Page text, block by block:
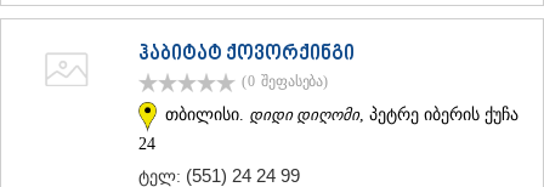
ჰაბიტატ ქოვორქინგი
(0 შეფასება)
თბილისი. დიდი დიღომი, პეტრე იბერის ქუჩა
24
ტელ: (551) 24 24 99